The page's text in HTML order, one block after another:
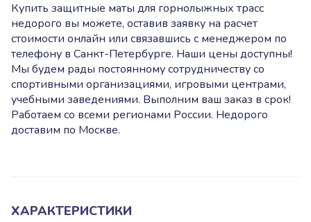
Купить защитные маты для горнолыжных трасс
недорого вы можете, оставив заявку на расчет
стоимости онлайн или связавшись с менеджером по
телефону в Санкт-Петербурге. Наши цены доступны!
Мы будем рады постоянному сотрудничеству со
спортивными организациями, игровыми центрами,
учебными заведениями. Выполним ваш заказ в срок!
Работаем со всеми регионами России. Недорого
доставим по Москве.
ХАРАКТЕРИСТИКИ